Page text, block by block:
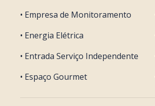
• Empresa de Monitoramento
• Energia Elétrica
• Entrada Serviço Independente
• Espaço Gourmet